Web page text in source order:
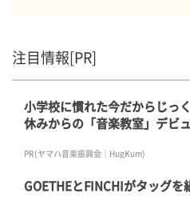
注目情報[PR]
小学校に慣れた今だからじっ
休みからの「音楽教室」デビ
PR(ヤマハ音楽振興会｜HugKum)
GOETHEとFINCHIがタッグ